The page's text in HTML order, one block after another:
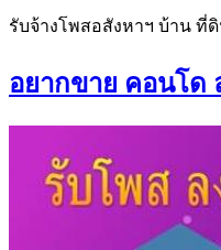
รับจ้างโพสอสังหาฯ บ้าน
อยากขาย คอนโด